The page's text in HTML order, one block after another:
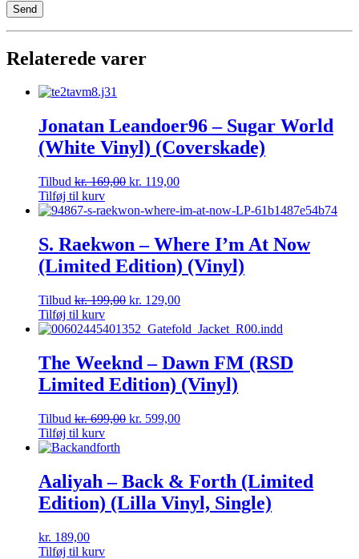
Relaterede varer
Jonatan Leandoer96 – Sugar World
(White Vinyl) (Coverskade)
Tilbud kr.169,00 kr. 119,00
Tilføj til kurv
S. Raekwon – Where I’m At Now
(Limited Edition) (Vinyl)
Tilbud kr.199,00 kr. 129,00
Tilføj til kurv
The Weeknd – Dawn FM (RSD
Limited Edition) (Vinyl)
Tilbud kr.699,00 kr. 599,00
Tilføj til kurv
Aaliyah – Back & Forth (Limited
Edition) (Lilla Vinyl, Single)
kr. 189,00
Tilføj til kurv